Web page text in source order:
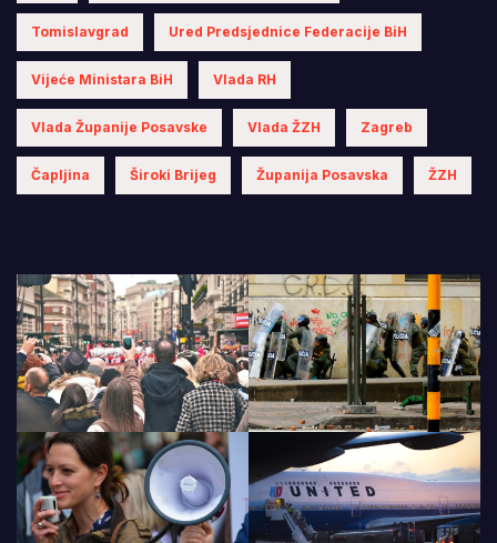
Tomislavgrad Ured Predsjednice Federacije BiH
Vijeće Ministara BiH Vlada RH
Vlada Županije Posavske Vlada ŽZH Zagreb
Čapljina Široki Brijeg Županija Posavska ŽZH